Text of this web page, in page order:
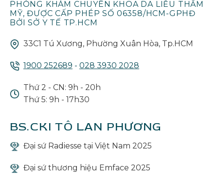
PHÒNG KHÁM CHUYÊN KHOA DA LIỄU THẨM
MỸ, ĐƯỢC CẤP PHÉP SỐ 06358/HCM-GPHĐ
BỞI SỞ Y TẾ TP.HCM
33C1 Tú Xương, Phường Xuân Hòa, Tp.HCM
1900 252689 - 028 3930 2028
Thứ 2 - CN: 9h - 20h
Thứ 5: 9h - 17h30
BS.CKI TÔ LAN PHƯƠNG
Đại sứ Radiesse tại Việt Nam 2025
Đại sứ thương hiệu Emface 2025